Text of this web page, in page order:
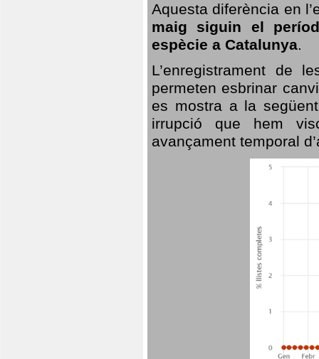
Aquesta diferència en
maig siguin el
espècie a Catalunya.
L’enregistrament de
permeten esbrinar
es mostra a la
irrupció que hem
avançament temporal